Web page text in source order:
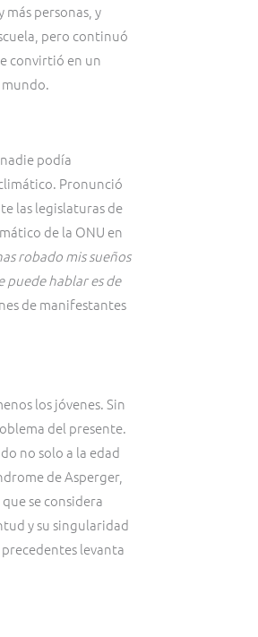
personas, y
pero continuó
convirtió en un
podía
Pronunció
las legislaturas de
de la ONU en
robado mis sueños
puede hablar es de
de manifestantes
los jóvenes. Sin
del presente.
no solo a la edad
de Asperger,
se considera
y su singularidad
levanta